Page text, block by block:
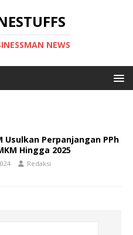
NEWS
Usulkan Perpanjangan PPh
Hingga 2025
Redaksi